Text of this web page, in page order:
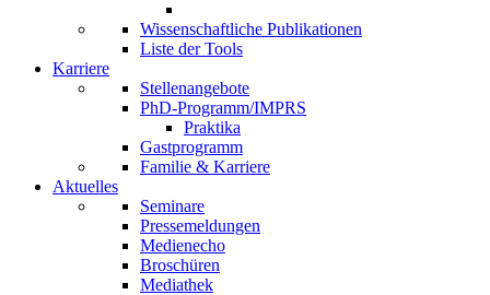
Wissenschaftliche Publikationen
Liste der Tools
Karriere
Stellenangebote
PhD-Programm/IMPRS
Praktika
Gastprogramm
Familie & Karriere
Aktuelles
Seminare
Pressemeldungen
Medienecho
Broschüren
Mediathek